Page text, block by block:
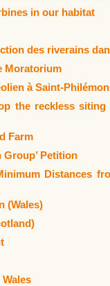
in our habitat
des riverains
Moratorium
à Saint-Philémon
the reckless
Farm
Petition
Distances
(Wales)